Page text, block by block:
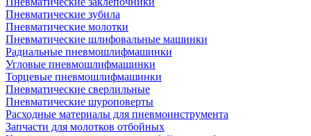
Пневматические зубила
Пневматические молотки
Пневматические шлифовальные машинки
Радиальные пневмошлифмашинки
Угловые пневмошлифмашинки
Торцевые пневмошлифмашинки
Пневматические сверлильные
Пневматические шуроповерты
Расходные материалы для пневмоинструмента
Запчасти для молотков отбойных